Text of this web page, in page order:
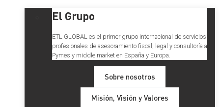
El Grupo
ETL GLOBAL es el primer grupo internacional de servicios
profesionales de asesoramiento fiscal, legal y consultoría a
Pymes y middle market en España y Europa.
Sobre nosotros
Misión, Visión y Valores